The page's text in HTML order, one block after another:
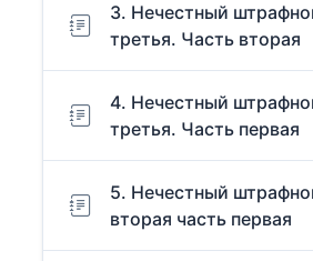
3. Нечестный
третья. Часть вторая
4. Нечестный
третья. Часть первая
5. Нечестный
вторая часть первая